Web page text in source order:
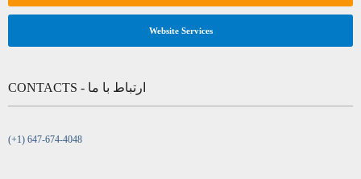
Website Services
CONTACTS - ارتباط با ما
(+1) 647-674-4048